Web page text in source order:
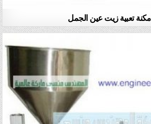
مكنة تعبية زيت عين الجمل